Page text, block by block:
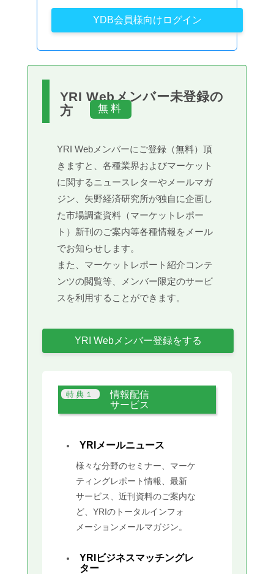
YDB会員様向けログイン
YRI Webメンバー未登録の
方
YRI Webメンバーにご登録（無料）頂
きますと、各種業界およびマーケット
に関するニュースレターやメールマガ
ジン、矢野経済研究所が独自に企画し
た市場調査資料（マーケットレポー
ト）新刊のご案内等各種情報をメール
でお知らせします。
また、マーケットレポート紹介コンテ
ンツの閲覧等、メンバー限定のサービ
スを利用することができます。
YRI Webメンバー登録をする
情報配信
サービス
YRIメールニュース
様々な分野のセミナー、マーケ
ティングレポート情報、最新
サービス、近刊資料のご案内な
ど、YRIのトータルインフォ
メーションメールマガジン。
YRIビジネスマッチングレ
ター